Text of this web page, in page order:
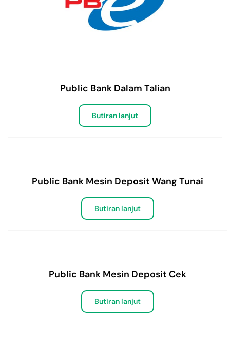
Public Bank Dalam Talian
Butiran lanjut
Public Bank Mesin Deposit Wang Tunai
Butiran lanjut
Public Bank Mesin Deposit Cek
Butiran lanjut